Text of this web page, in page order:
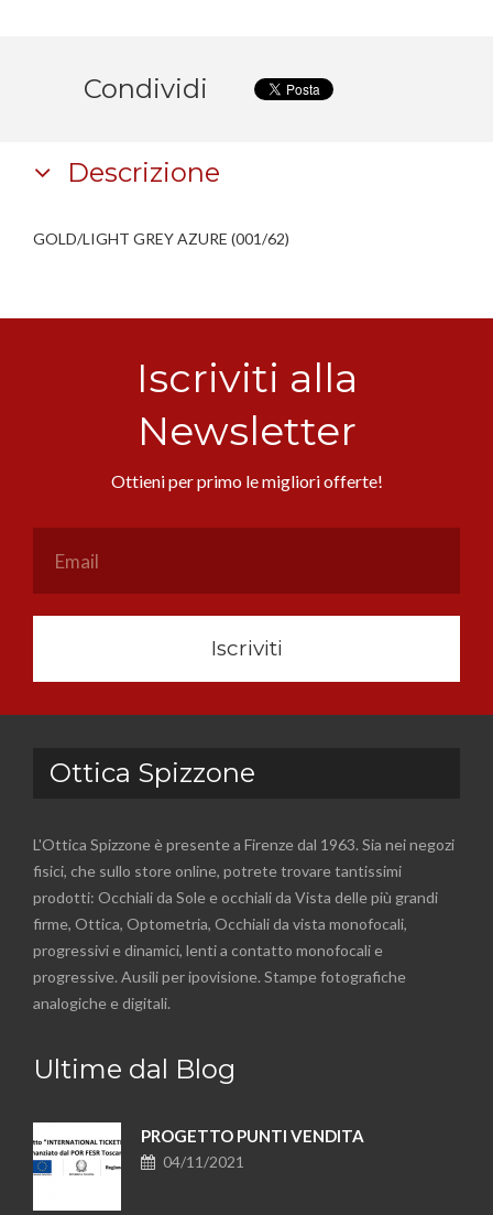
Condividi
Descrizione
GOLD/LIGHT GREY AZURE (001/62)
Iscriviti alla
Newsletter
Ottieni per primo le migliori offerte!
Iscriviti
Ottica Spizzone
L'Ottica Spizzone è presente a Firenze dal 1963. Sia nei negozi
fisici, che sullo store online, potrete trovare tantissimi
prodotti: Occhiali da Sole e occhiali da Vista delle più grandi
firme, Ottica, Optometria, Occhiali da vista monofocali,
progressivi e dinamici, lenti a contatto monofocali e
progressive. Ausili per ipovisione. Stampe fotografiche
analogiche e digitali.
Ultime dal Blog
PROGETTO PUNTI VENDITA
04/11/2021